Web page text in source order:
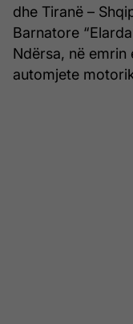
dhe Tiranë –
Barnatore
Ndërsa, në
automjete